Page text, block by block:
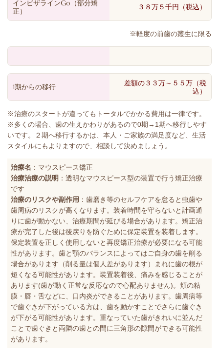
インビザラインGo（部分矯
正）
３８万５千円（税込）
※軽度の前歯の叢生に限る
1期からの移行
差額の３３万～５５万（税
込）
※治療のスタートが違ってもトータルでかかる費用は一律です。
※多くの場合、歯の生えかわりがあるので0期→1期へ移行しやす
いです。２期へ移行するかは、本人・ご家族の満足度など、生活
スタイルにもよりますので、相談して決めましょう。
治療名 ：マウスピース矯正
治療治療の説明 ：透明なマウスピース型の装置で行う矯正治療
です
治療のリスクや副作用 ：歯磨き等のセルフケアを怠ると虫歯や
歯周病のリスクが高くなります。装着時間を守らないと計画通
りに歯が動かない、治療期間が延びる場合があります。矯正治
療が完了した後は後戻りを防ぐために保定装置を装着します。
保定装置を正しく使用しないと再度矯正治療が必要になる可能
性があります。歯と顎のバランスによってはご自身の歯を削る
場合があります（削る量は個人差があります）まれに歯の根が
短くなる可能性があります。装置装着後、痛みを感じることが
あります(歯が動く正常な反応なので心配ありません)。頬の粘
膜・唇・舌などに、口内炎ができることがあります。歯周病等
で歯ぐきが下がっている方は、歯を動かすことでさらに歯ぐき
が下がる可能性があります。重なっていた歯がきれいに並んだ
ことで歯ぐきと両隣の歯との間に三角形の隙間ができる可能性
があります。